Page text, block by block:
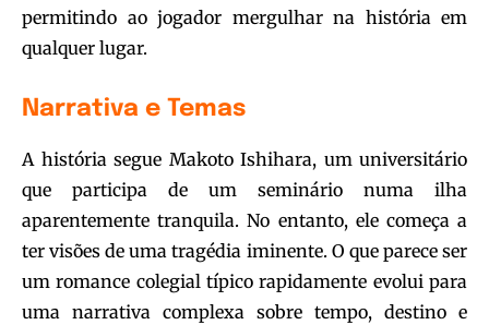
permitindo ao jogador mergulhar na história em
qualquer lugar.
Narrativa e Temas
A história segue Makoto Ishihara, um universitário
que participa de um seminário numa ilha
aparentemente tranquila. No entanto, ele começa a
ter visões de uma tragédia iminente. O que parece ser
um romance colegial típico rapidamente evolui para
uma narrativa complexa sobre tempo, destino e